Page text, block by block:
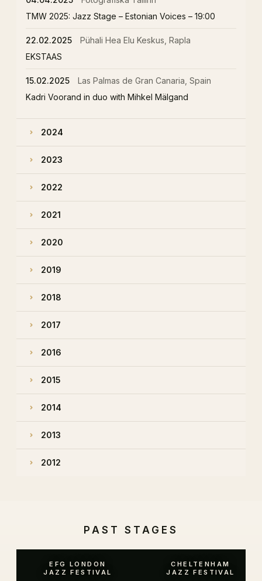
TMW 2025: Jazz Stage – Estonian Voices – 19:00
22.02.2025
Pühali Hea Elu Keskus, Rapla
EKSTAAS
15.02.2025
Las Palmas de Gran Canaria, Spain
Kadri Voorand in duo with Mihkel Mälgand
2024
2023
2022
2021
2020
2019
2018
2017
2016
2015
2014
2013
2012
PAST STAGES
EFG LONDON
JAZZ FESTIVAL
CHELTENHAM
JAZZ FESTIVAL